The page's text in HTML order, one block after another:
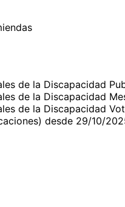
de la Discapacidad
de la Discapacidad
de la Discapacidad
desde 29/10/